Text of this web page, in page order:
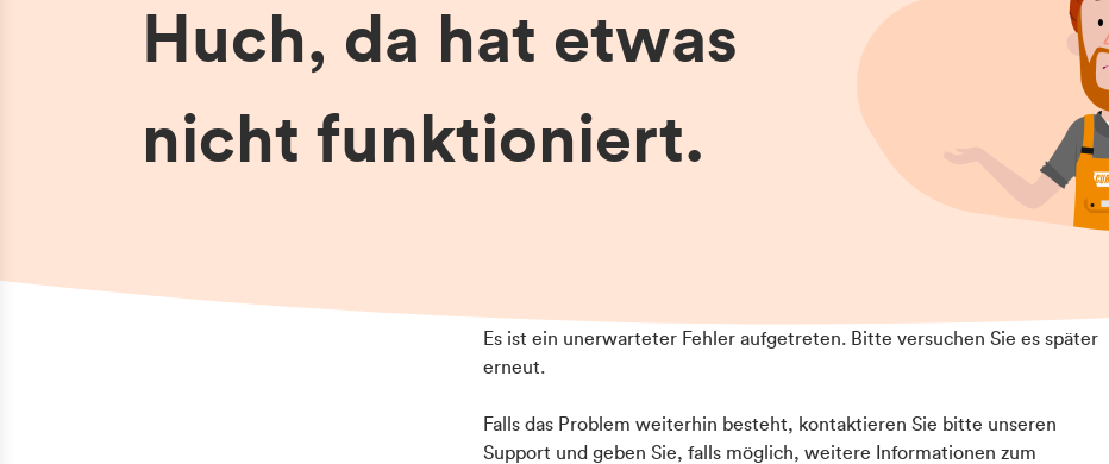
Huch, da hat etwas
nicht funktioniert.
Es ist ein unerwarteter Fehler aufgetreten. Bitte versuchen Sie es später
erneut.
Falls das Problem weiterhin besteht, kontaktieren Sie bitte unseren
Support und geben Sie, falls möglich, weitere Informationen zum